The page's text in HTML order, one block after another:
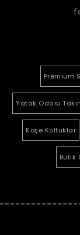
Premium
Yatak Odası
Köşe Koltuklar
Butik